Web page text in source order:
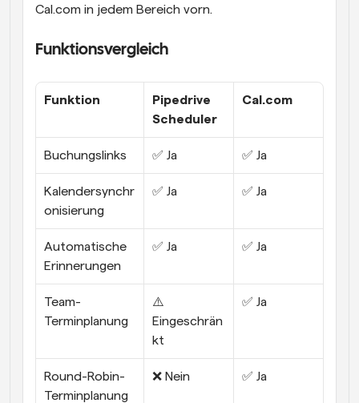
Cal.com in jedem Bereich vorn.
Funktionsvergleich
Funktion
Pipedrive
Scheduler
Cal.com
Buchungslinks ✅ Ja ✅ Ja
Kalendersynchr
onisierung
✅ Ja ✅ Ja
Automatische
Erinnerungen
✅ Ja ✅ Ja
Team-
Terminplanung
⚠️
Eingeschrän
kt
✅ Ja
Round-Robin-
Terminplanung
❌ Nein ✅ Ja